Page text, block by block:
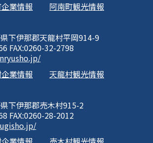
業情報
阿南町観光情報
下伊那郡天龍村平岡914-9
FAX:0260-32-2798
業情報
天龍村観光情報
下伊那郡売木村915-2
FAX:0260-28-2012